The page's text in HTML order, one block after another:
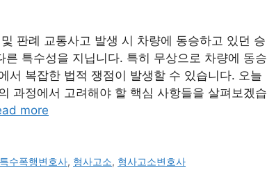
판례 교통사고 발생 시 차량에 동승하고 있던 승
특수성을 지닙니다. 특히 무상으로 차량에 동승
서 복잡한 법적 쟁점이 발생할 수 있습니다. 오늘
과정에서 고려해야 할 핵심 사항들을 살펴보겠습
more
특수폭행변호사, 형사고소, 형사고소변호사